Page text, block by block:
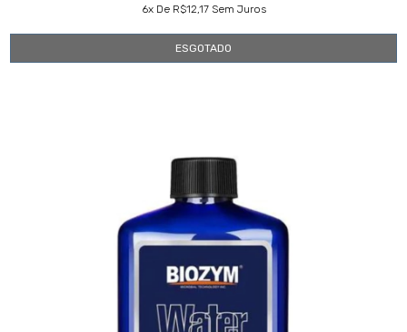
6X De R$12,17Sem Juros
ESGOTADO